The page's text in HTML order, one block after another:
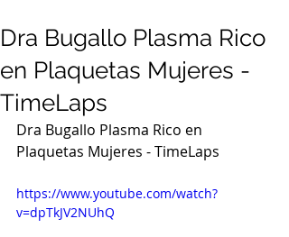
Dra Bugallo Plasma Rico
en Plaquetas Mujeres -
TimeLaps
Dra Bugallo Plasma Rico en
Plaquetas Mujeres - TimeLaps
https://www.youtube.com/watch?
v=dpTkJV2NUhQ